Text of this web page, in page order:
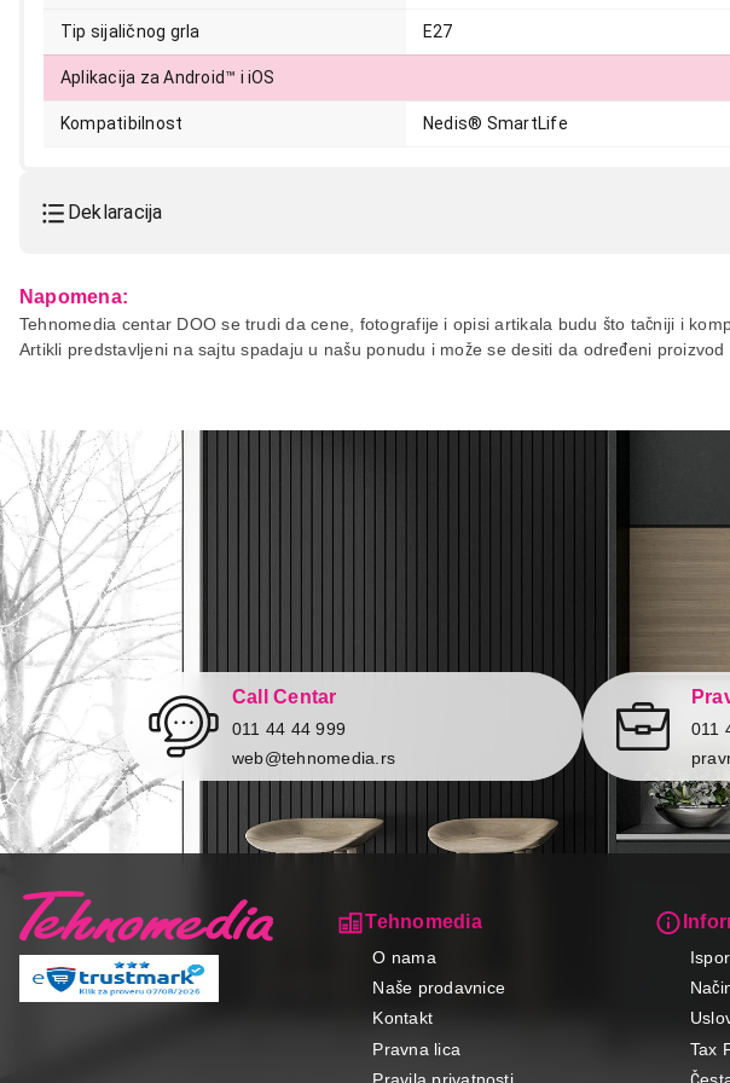
Tip sijaličnog grla E27
Aplikacija za Android™ i iOS
Kompatibilnost Nedis® SmartLife
Deklaracija
Naziv i vrsta robe:
SMART HOME
Uvoznik:
Iris mega
Napomena:
Tehnomedia centar DOO se trudi da cene, fotografije i opisi artikala budu što tačniji i
Artikli predstavljeni na sajtu spadaju u našu ponudu i može se desiti da određeni
Call Centar
011 44 44 999
web@tehnomedia.rs
011
Tehnomedia
O nama
Naše prodavnice
Kontakt
Pravna lica
Tax